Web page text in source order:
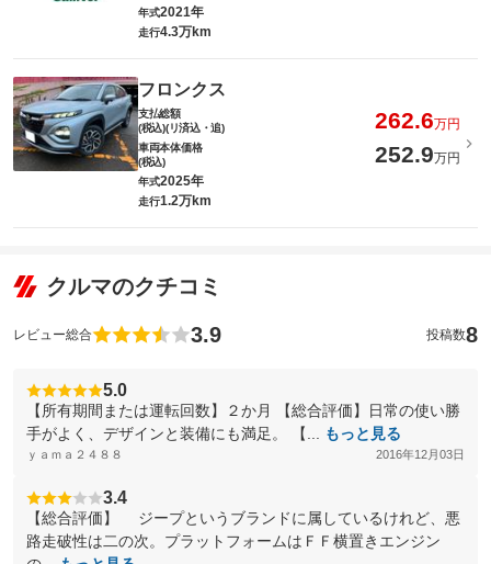
年式2021年
走行4.3万km
フロンクス
支払総額
(税込)(リ済込・追)
262.6万円
車両本体価格
(税込)
252.9万円
年式2025年
走行1.2万km
クルマのクチコミ
レビュー総合 3.9 投稿数8
5.0
【所有期間または運転回数】２か月 【総合評価】日常の使い勝
手がよく、デザインと装備にも満足。 【...
もっと見る
ｙａｍａ２４８８ 2016年12月03日
3.4
【総合評価】 ジープというブランドに属しているけれど、悪
路走破性は二の次。プラットフォームはＦＦ横置きエンジン